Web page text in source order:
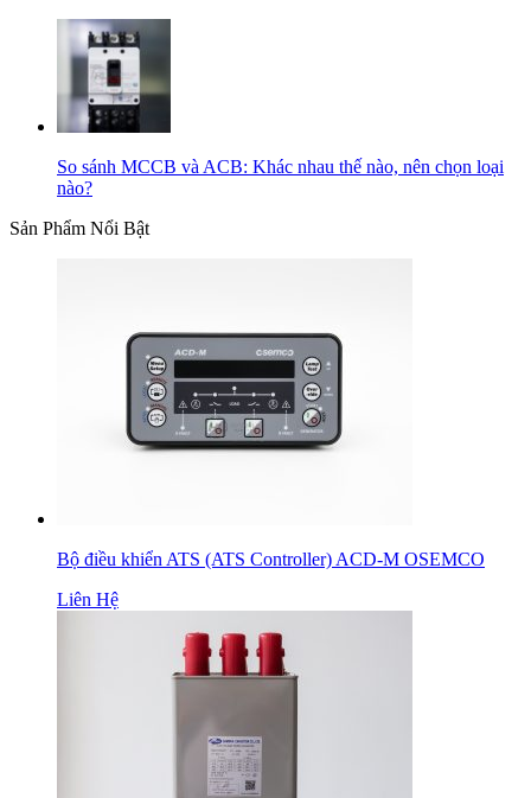
So sánh MCCB và ACB: Khác nhau thế nào, nên chọn loại
nào?
Sản Phẩm Nổi Bật
Bộ điều khiển ATS (ATS Controller) ACD-M OSEMCO
Liên Hệ